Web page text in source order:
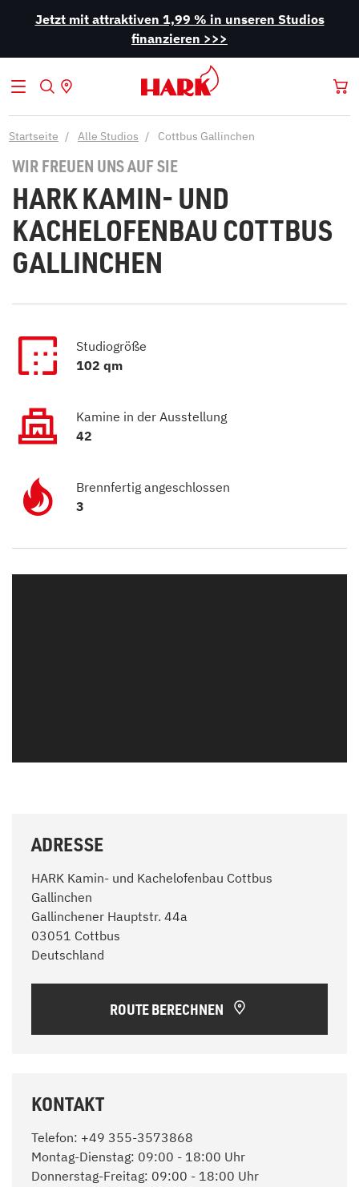
Jetzt mit attraktiven 1,99 % in unseren Studios
finanzieren >>>
Startseite Alle Studios Cottbus Gallinchen
WIR FREUEN UNS AUF SIE
HARK KAMIN- UND
KACHELOFENBAU COTTBUS
GALLINCHEN
Studiogröße
102 qm
Kamine in der Ausstellung
42
Brennfertig angeschlossen
3
ADRESSE
HARK Kamin- und Kachelofenbau Cottbus
Gallinchen
Gallinchener Hauptstr. 44a
03051 Cottbus
Deutschland
ROUTE BERECHNEN
KONTAKT
Telefon: +49 355-3573868
Montag-Dienstag: 09:00 - 18:00 Uhr
Donnerstag-Freitag: 09:00 - 18:00 Uhr